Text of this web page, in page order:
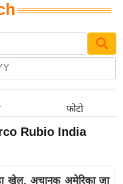
फोटो
Rubio India
खेल, अचानक अमेरिका जा